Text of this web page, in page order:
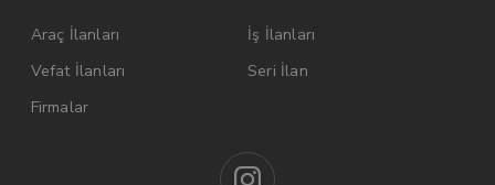
Araç İlanları
İş İlanları
Vefat İlanları
Seri İlan
Firmalar